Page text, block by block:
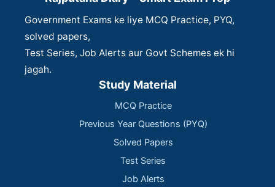
Government Exams ke liye MCQ Practice, PYQ,
solved papers,
Test Series, Job Alerts aur Govt Schemes ek hi
jagah.
Study Material
MCQ Practice
Previous Year Questions (PYQ)
Solved Papers
Test Series
Job Alerts